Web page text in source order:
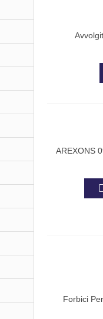
AREXONS
Forbici
Con Profili